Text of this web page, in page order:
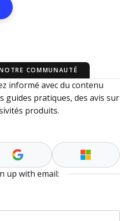
New Window
COMMUNAUTÉ
informé avec du contenu
guides pratiques, des avis sur
produits.
up with email: